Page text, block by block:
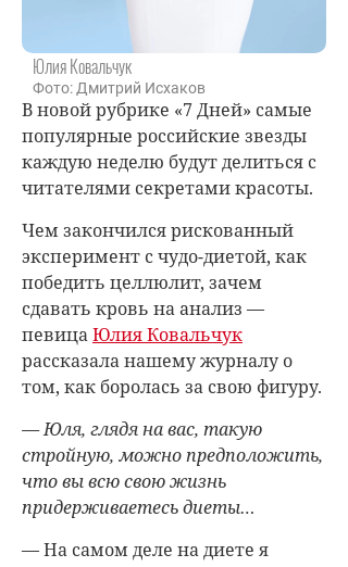
Юлия Ковальчук
Фото: Дмитрий Исхаков
В новой рубрике «7 Дней» самые
популярные российские звезды
каждую неделю будут делиться с
читателями секретами красоты.
Чем закончился рискованный
эксперимент с чудо-диетой, как
победить целлюлит, зачем
сдавать кровь на анализ —
певицаЮлия Ковальчук
рассказала нашему журналу о
том, как боролась за свою фигуру.
— Юля, глядя на ваc, такую
стройную, можно предположить,
что вы всю свою жизнь
придерживаетесь диеты…
— На самом деле на диете я